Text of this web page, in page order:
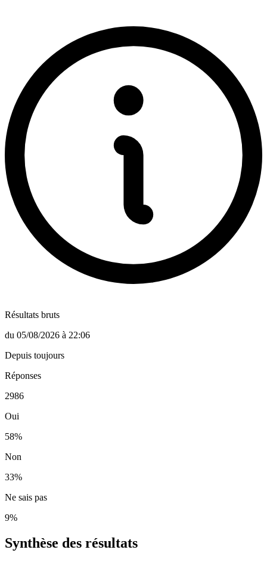
Résultats bruts
du 05/08/2026 à 22:06
Depuis toujours
Réponses
2986
Oui
58%
Non
33%
Ne sais pas
9%
Synthèse des résultats